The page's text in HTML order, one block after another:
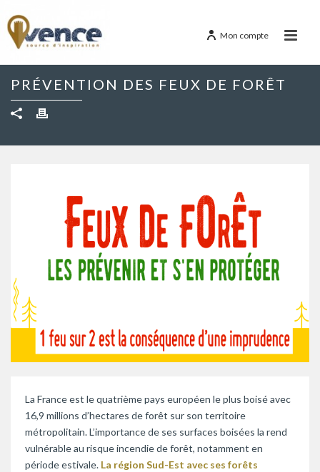
Mon compte
PRÉVENTION DES FEUX DE FORÊT
La France est le quatrième pays européen le plus boisé avec
16,9 millions d’hectares de forêt sur son territoire
métropolitain. L’importance de ses surfaces boisées la rend
vulnérable au risque incendie de forêt, notamment en
période estivale. La région Sud-Est avec ses forêts